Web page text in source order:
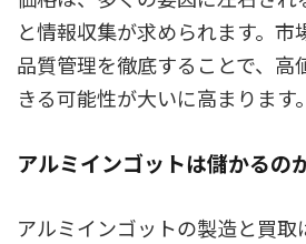
と情報収集が求められます。市
品質管理を徹底することで、高
きる可能性が大いに高まります。
アルミインゴットは儲かるの
アルミインゴットの製造と買取